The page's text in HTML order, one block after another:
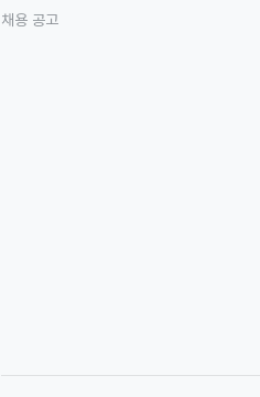
채용 공고